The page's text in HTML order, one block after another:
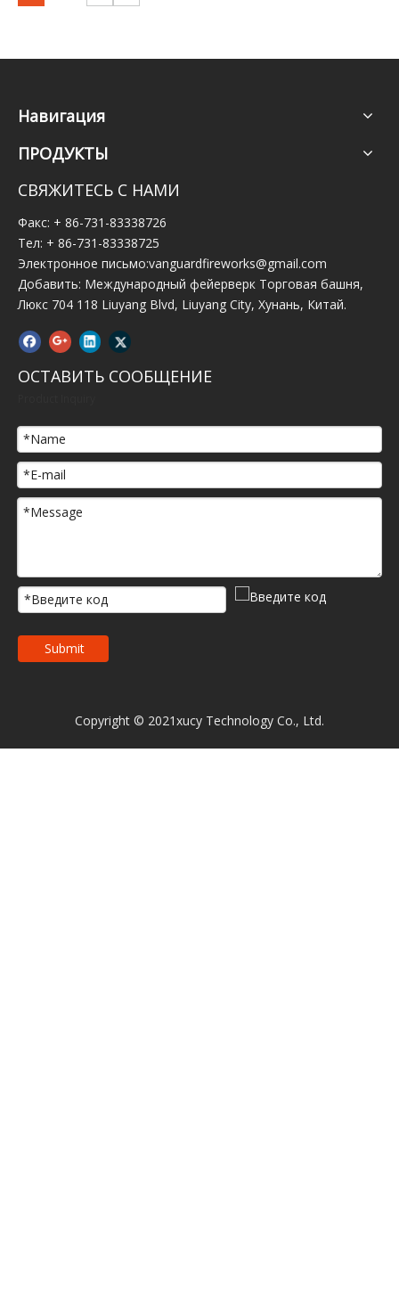
Навигация
ПРОДУКТЫ
СВЯЖИТЕСЬ С НАМИ
Факс: + 86-731-83338726
Тел: + 86-731-83338725
Электронное письмо:vanguardfireworks@gmail.com
Добавить: Международный фейерверк Торговая башня,
Люкс 704 118 Liuyang Blvd, Liuyang City, Хунань, Китай.
ОСТАВИТЬ СООБЩЕНИЕ
Submit
Copyright © 2021xucy Technology Co., Ltd.